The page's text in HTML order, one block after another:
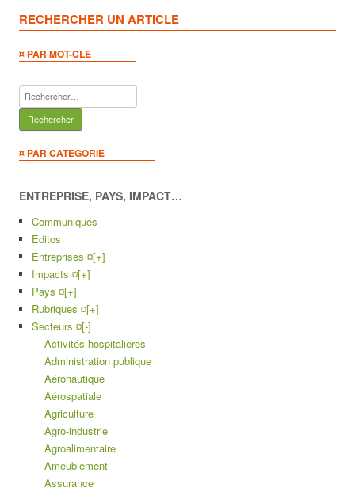
RECHERCHER UN ARTICLE
¤ PAR MOT-CLE
Rechercher :
¤ PAR CATEGORIE
ENTREPRISE, PAYS, IMPACT…
Communiqués
Editos
Entreprises ¤[+]
Impacts ¤[+]
Pays ¤[+]
Rubriques ¤[+]
Secteurs ¤[-]
Activités hospitalières
Administration publique
Aéronautique
Aérospatiale
Agriculture
Agro-industrie
Agroalimentaire
Ameublement
Assurance